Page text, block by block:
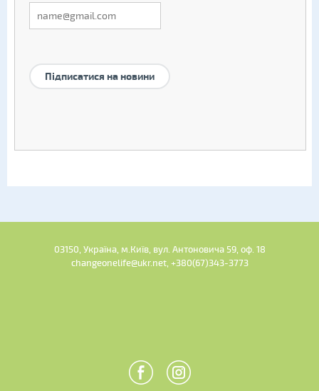
Підписатися на новини
03150, Україна, м.Київ, вул. Антоновича 59, оф. 18
changeonelife@ukr.net, +380(67)343-3773